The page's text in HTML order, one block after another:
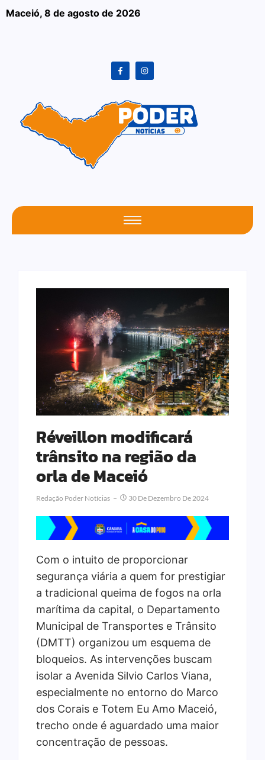
Maceió, 8 de agosto de 2026
Réveillon modificará
trânsito na região da
orla de Maceió
Redação Poder Notícias 30 De Dezembro De 2024
Com o intuito de proporcionar
segurança viária a quem for prestigiar
a tradicional queima de fogos na orla
marítima da capital, o Departamento
Municipal de Transportes e Trânsito
(DMTT) organizou um esquema de
bloqueios. As intervenções buscam
isolar a Avenida Silvio Carlos Viana,
especialmente no entorno do Marco
dos Corais e Totem Eu Amo Maceió,
trecho onde é aguardado uma maior
concentração de pessoas.